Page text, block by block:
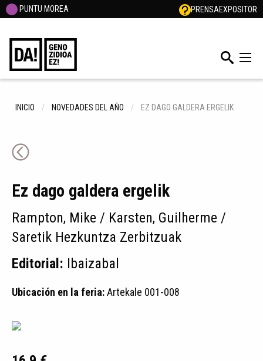
PUNTU MOREA PRENSAEXPOSITOR
INICIO NOVEDADES DEL AÑO EZ DAGO GALDERA ERGELIK
Ez dago galdera ergelik
Rampton, Mike / Karsten, Guilherme /
Saretik Hezkuntza Zerbitzuak
Editorial: Ibaizabal
Ubicación en la feria:Artekale 001-008